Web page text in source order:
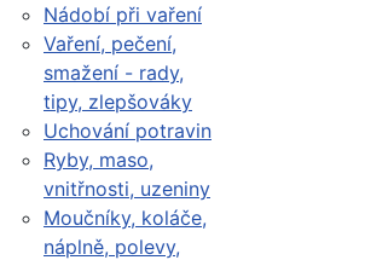
Nádobí při vaření
Vaření, pečení,
smažení - rady,
tipy, zlepšováky
Uchování potravin
Ryby, maso,
vnitřnosti, uzeniny
Moučníky, koláče,
náplně, polevy,